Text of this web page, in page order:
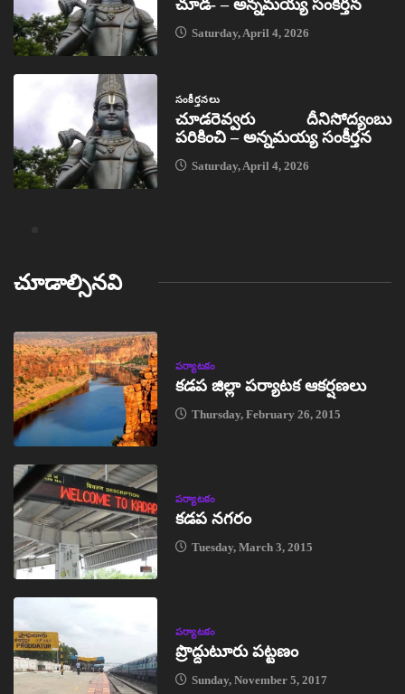
చూడ- – అన్నమయ్య సంకీర్తన
Saturday, April 4, 2026
సంకీర్తనలు
చూడరెవ్వరు దీనిసోద్యంబు
పరికించి – అన్నమయ్య సంకీర్తన
Saturday, April 4, 2026
చూడాల్సినవి
పర్యాటకం
కడప జిల్లా పర్యాటక ఆకర్షణలు
Thursday, February 26, 2015
పర్యాటకం
కడప నగరం
Tuesday, March 3, 2015
పర్యాటకం
ప్రొద్దుటూరు పట్టణం
Sunday, November 5, 2017